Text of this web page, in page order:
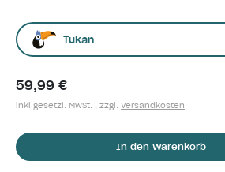
Tukan
59,99 €
inkl gesetzl. MwSt. , zzgl. Versandkosten
In den Warenkorb